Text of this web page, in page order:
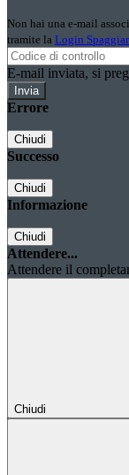
Non hai una e-mail
tramite la Login
E-mail inviata, si
Errore
Chiudi
Successo
Chiudi
Informazione
Chiudi
Attendere...
Attendere il
Chiudi